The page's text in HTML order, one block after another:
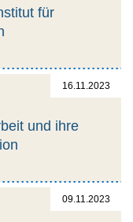
für
16.11.2023
und ihre
09.11.2023